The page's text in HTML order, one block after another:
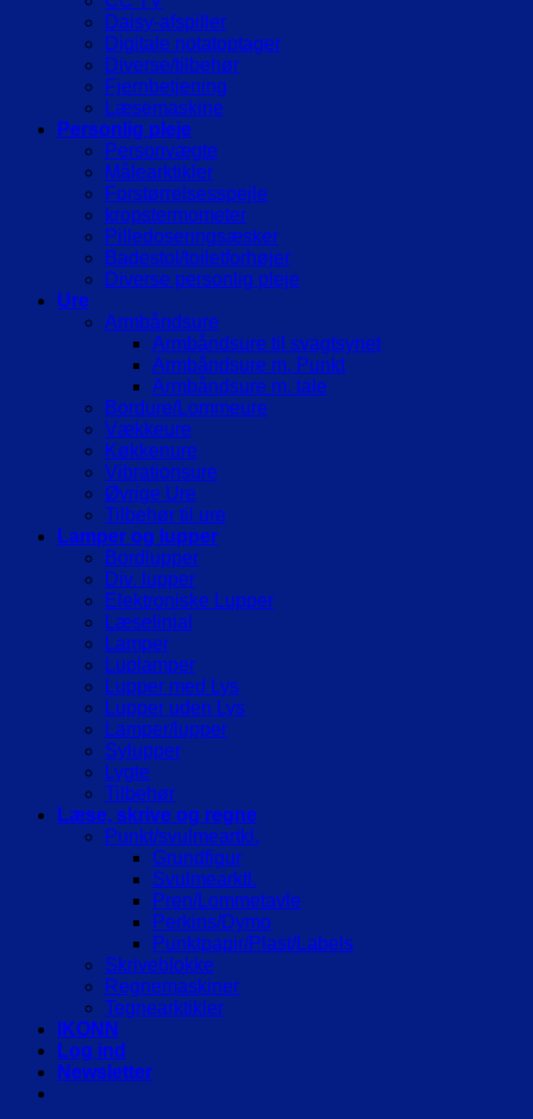
Daisy-afspiller
Digitale notatoptager
Diverse/tilbehør
Fjernbetjening
Læsemaskine
Personlig pleje
Personvægte
Målearktikler
Forstørrelsesspejle
kropstermometer
Pilledoseringsæsker
Badestol/toiletforhøjer
Diverse personlig pleje
Ure
Armbåndsure
Armbåndsure til svagtsynet
Armbåndsure m. Punkt
Armbåndsure m. tale
Bordure/Lommeure
Vækkeure
Køkkenure
Vibrationsure
Øvrige Ure
Tilbehør til ure
Lamper og lupper
Bordlupper
Div. lupper
Elektroniske Lupper
Læselinial
Lamper
Luplamper
Lupper med Lys
Lupper uden Lys
Lamper/lupper
Sylupper
Lygte
Tilbehør
Læse, skrive og regne
Punkt/svulmeartkl.
Grundfigur
Svulmearktl.
Pren/Lommetavle
Perkins/Dymo
Punktpapir/Plast/Labels
Skriveblokke
Regnemaskiner
Tegnearktikler
IKONN
Log ind
Newsletter